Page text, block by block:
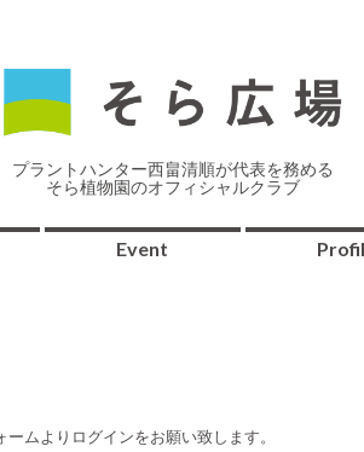
プラントハンター西畠清順が代表を務める
そら植物園のオフィシャルクラブ
Event
ムよりログインをお願い致します。